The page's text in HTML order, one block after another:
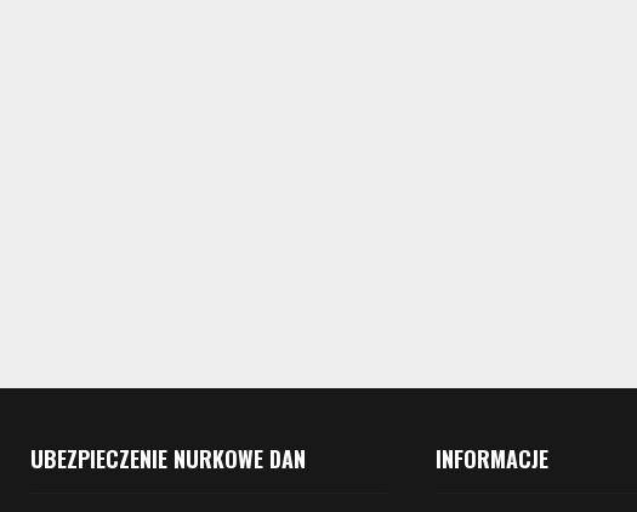
UBEZPIECZENIE NURKOWE DAN INFORMACJE